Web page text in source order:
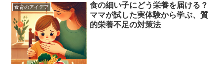
食育のアイデア
食の細い子にどう栄養を届ける？
ママが試した実体験から学ぶ、質
的栄養不足の対策法